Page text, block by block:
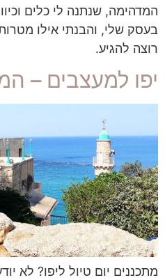
המדהימה, שנתנה לי כלים
בעסק שלי, והבנתי אילו מטרות
רוצה להגיע.
יפו למעצבים –
מתכננים יום טיול ליפו? לא